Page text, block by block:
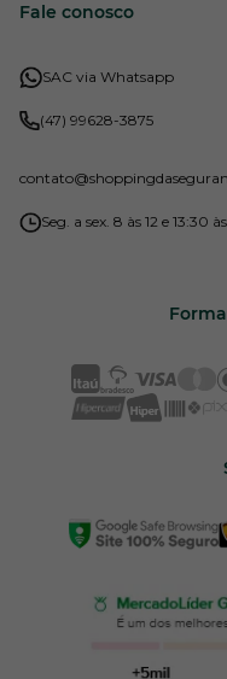
Fale conosco
SAC via Whatsapp
(47) 99628-3875
contato
Seg. a sex. 8 às 12 e 13:30